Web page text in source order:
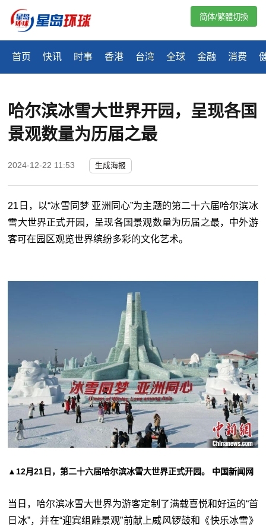
首页 快讯 时事 香港 台湾 全球 金融 消费
简体/繁體切換
哈尔滨冰雪大世界开园，呈现各国
景观数量为历届之最
2024-12-22 11:53 生成海报
21日，以“冰雪同梦 亚洲同心”为主题的第二十六届哈尔滨冰
雪大世界正式开园，呈现各国景观数量为历届之最，中外游
客可在园区观览世界缤纷多彩的文化艺术。
▲12月21日，第二十六届哈尔滨冰雪大世界正式开园。 中国新闻网
当日，哈尔滨冰雪大世界为游客定制了满载喜悦和好运的“首
日冰”，并在“迎宾组雕景观”前献上威风锣鼓和《快乐冰雪》